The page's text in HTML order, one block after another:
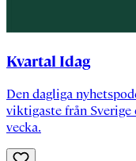
Kvartal Idag
Den dagliga
viktigaste från Sverige
vecka.